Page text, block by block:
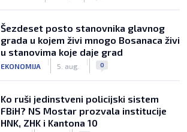
Šezdeset posto stanovnika glavnog
grada u kojem živi mnogo Bosanaca živi
u stanovima koje daje grad
EKONOMIJA
|
5. aug.
| 0
Ko ruši jedinstveni policijski sistem
FBiH? NS Mostar prozvala institucije
HNK, ZHK i Kantona 10